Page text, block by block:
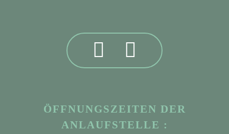
ÖFFNUNGSZEITEN DER
ANLAUFSTELLE :